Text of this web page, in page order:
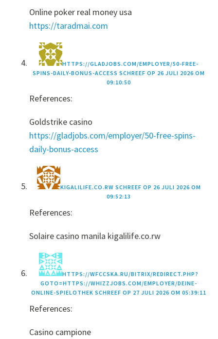
Online poker real money usa
https://taradmai.com
HTTPS://GLADJOBS.COM/EMPLOYER/50-FREE-
SPINS-DAILY-BONUS-ACCESS SCHREEF OP 26 JULI 2026 OM
09:10:50
References:
Goldstrike casino
https://gladjobs.com/employer/50-free-spins-
daily-bonus-access
KIGALILIFE.CO.RW SCHREEF OP 26 JULI 2026 OM
09:52:13
References:
Solaire casino manila kigalilife.co.rw
HTTPS://WFCCSKA.RU/BITRIX/REDIRECT.PHP?
GOTO=HTTPS://WHIZZJOBS.COM/EMPLOYER/DEINE-
ONLINE-SPIELOTHEK SCHREEF OP 27 JULI 2026 OM 05:39:11
References:
Casino campione